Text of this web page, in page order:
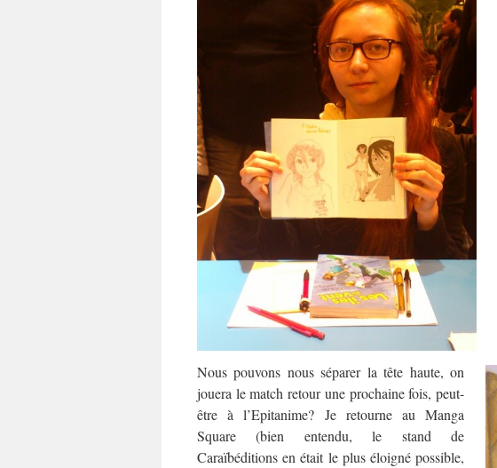
Nous pouvons nous séparer la tête haute, on
jouera le match retour une prochaine fois, peut-
être à l’Epitanime? Je retourne au Manga
Square (bien entendu, le stand de
Caraïbéditions en était le plus éloigné possible,